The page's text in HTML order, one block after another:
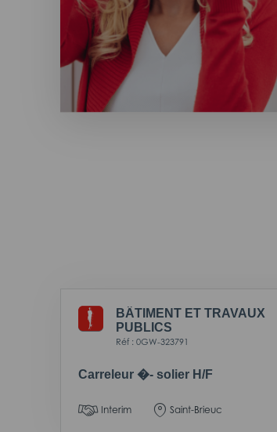
BÂTIMENT ET TRAVAUX
PUBLICS
Réf : 0GW-323791
Carreleur �- solier H/F
Interim Saint-Brieuc